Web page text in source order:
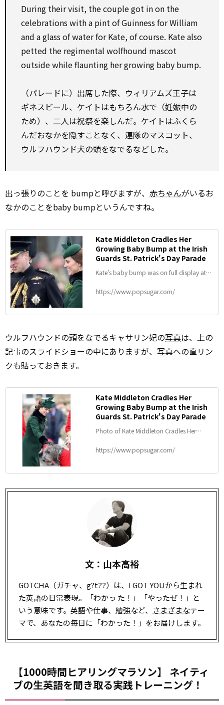
During their visit, the couple got in on the
celebrations with a pint of Guinness for William
and a glass of water for Kate, of course. Kate also
petted the regimental wolfhound mascot
outside while flaunting her growing baby bump.
（パレードに）出席した際、ウィリアムズ王子は
ギネスビール、ケイトはもちろん水で（妊娠中の
ため）、二人は祝祭を楽しんだ。ケイトはふくら
んだおなかを隠すことなく、連隊のマスコット、
ウルフハウンド犬の頭をなでるなどした。
出っ張りのことを bumpと呼びますが、 赤ちゃんがいるお
なかのことをbaby bumpというんですね。
Kate Middleton Cradles Her
Growing Baby Bump at the Irish
Guards St. Patrick's Day Parade
Kate's baby bump was on full display at
https://www.popsugar.com/
ウルフハウンドの頭をなでるキャサリン妃の写真は、上の
記事のスライドショーの中にありますが、写真への直リン
クも貼っておきます。
Kate Middleton Cradles Her
Growing Baby Bump at the Irish
Guards St. Patrick's Day Parade
Photo of Kate Middleton Cradles Her
Patrick's Day Parade
https://www.popsugar.com/
文：山本高裕
GOTCHA（ガチャ、g?t??）は、I GOT YOUから生まれ
た英語の日常表現。「わかっ た！」「やったぜ！」と
いう意味です。英語や仕事、勉強など、 さまざまなテー
マで、あなたの毎日に「わかった！」をお届けします。
【1000時間ヒアリングマラソン】 ネイティ
ブの生英語を聞き取る実践トレーニング！